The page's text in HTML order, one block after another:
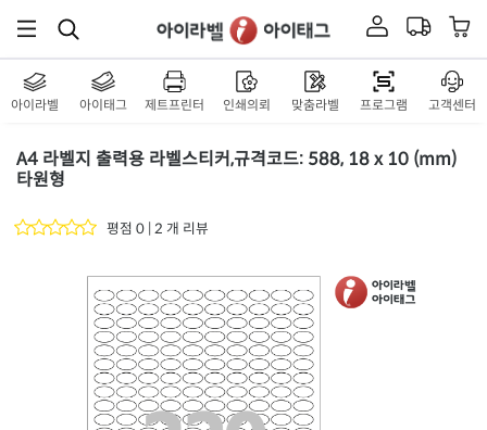
아이라벨 아이태그 제트프린터 인쇄의뢰 맞춤라벨 프로그램 고객센터
A4 라벨지 출력용 라벨스티커,규격코드: 588, 18 x 10 (mm)
타원형
평점 0 | 2 개 리뷰